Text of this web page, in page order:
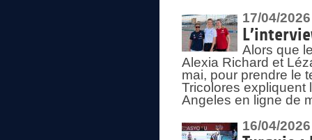
17/04/2026
Alors que
Alexia Richard et
mai, pour prendre le
Tricolores expliquent
Angeles en ligne de
16/04/2026